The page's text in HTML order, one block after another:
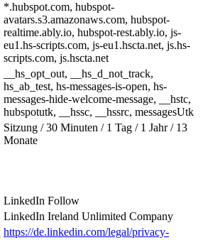
*.hubspot.com, hubspot-
avatars.s3.amazonaws.com, hubspot-
realtime.ably.io, hubspot-rest.ably.io, js-
eu1.hs-scripts.com, js-eu1.hscta.net, js.hs-
scripts.com, js.hscta.net
__hs_opt_out, __hs_d_not_track,
hs_ab_test, hs-messages-is-open, hs-
messages-hide-welcome-message, __hstc,
hubspotutk, __hssc, __hssrc, messagesUtk
Sitzung / 30 Minuten / 1 Tag / 1 Jahr / 13
Monate
LinkedIn Follow
LinkedIn Ireland Unlimited Company
https://de.linkedin.com/legal/privacy-